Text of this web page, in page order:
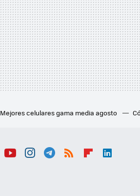
Mejores celulares gama media agosto